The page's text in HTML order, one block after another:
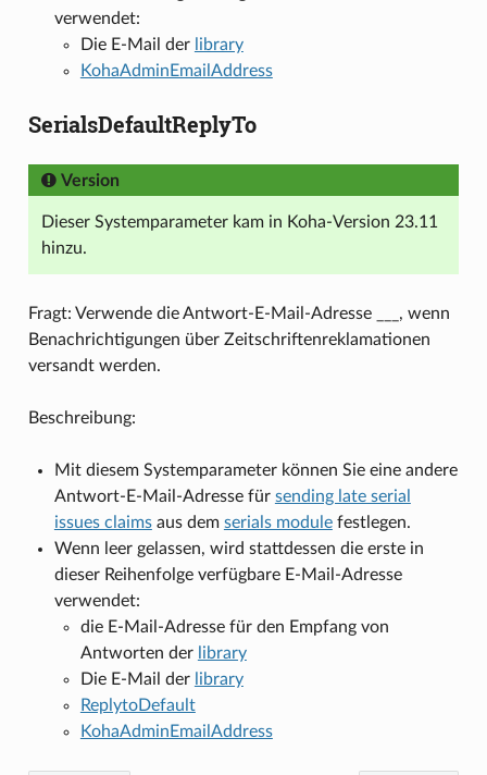
verwendet:
Die E-Mail der library
KohaAdminEmailAddress
SerialsDefaultReplyTo
Version
Dieser Systemparameter kam in Koha-Version 23.11
hinzu.
Fragt: Verwende die Antwort-E-Mail-Adresse ___, wenn
Benachrichtigungen über Zeitschriftenreklamationen
versandt werden.
Beschreibung:
Mit diesem Systemparameter können Sie eine andere
Antwort-E-Mail-Adresse für sending late serial
issues claimsaus dem serials modulefestlegen.
Wenn leer gelassen, wird stattdessen die erste in
dieser Reihenfolge verfügbare E-Mail-Adresse
verwendet:
die E-Mail-Adresse für den Empfang von
Antworten der library
Die E-Mail der library
ReplytoDefault
KohaAdminEmailAddress